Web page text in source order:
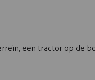
een tractor op de